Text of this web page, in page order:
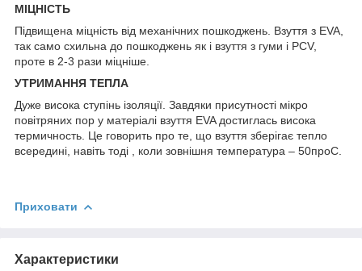
МІЦНІСТЬ
Підвищена міцність від механічних пошкоджень. Взуття з EVA,
так само схильна до пошкоджень як і взуття з гуми і PCV,
проте в 2-3 рази міцніше.
УТРИМАННЯ ТЕПЛА
Дуже висока ступінь ізоляції. Завдяки присутності мікро
повітряних пор у матеріалі взуття EVA достиглась висока
термичность. Це говорить про те, що взуття зберігає тепло
всередині, навіть тоді , коли зовнішня температура – 50проС.
Приховати
Характеристики